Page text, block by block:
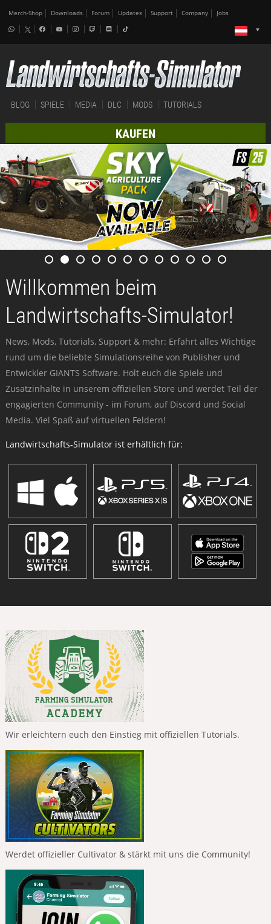
Merch-Shop Downloads Forum Updates Support Company Jobs
BLOG SPIELE MEDIA DLC MODS TUTORIALS
KAUFEN
Willkommen beim
Landwirtschafts-Simulator!
News, Mods, Tutorials, Support & mehr: Erfahrt alles Wichtige
rund um die beliebte Simulationsreihe von Publisher und
Entwickler GIANTS Software. Holt euch die Spiele und
Zusatzinhalte in unserem offiziellen Store und werdet Teil der
engagierten Community - im Forum, auf Discord und Social
Media. Viel Spaß auf virtuellen Feldern!
Landwirtschafts-Simulator ist erhältlich für:
Wir erleichtern euch den Einstieg mit offiziellen Tutorials.
Werdet offizieller Cultivator & stärkt mit uns die Community!